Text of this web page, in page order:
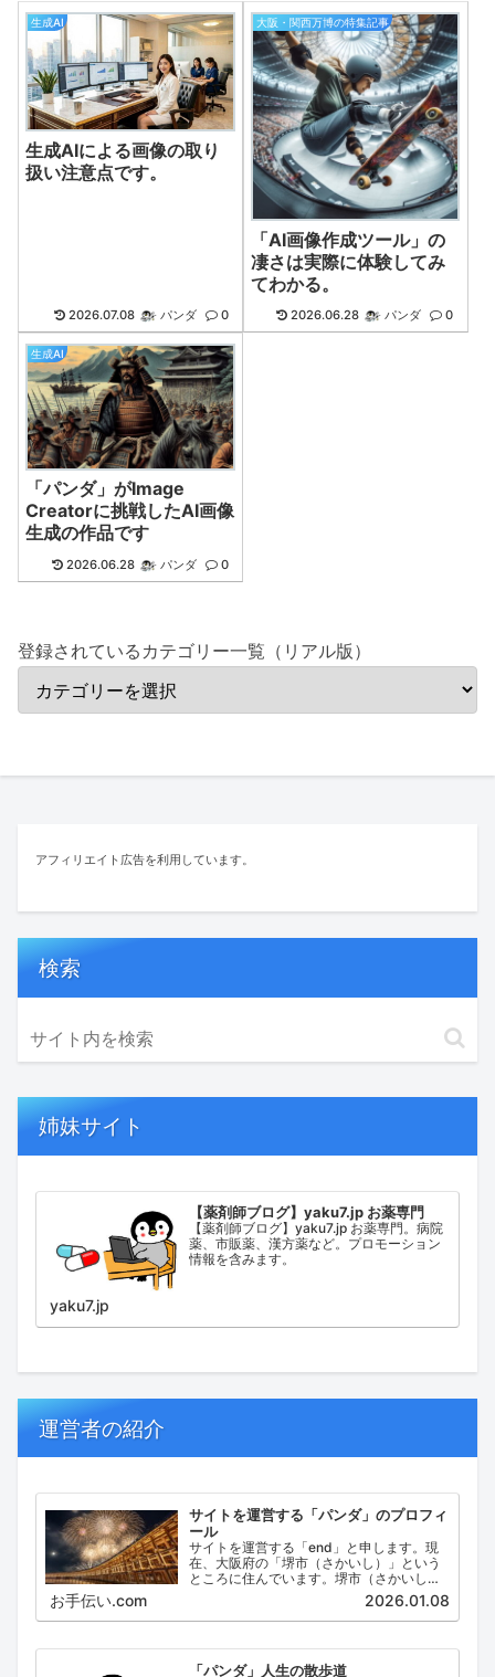
生成AI
生成AIによる画像の取り
扱い注意点です。
2026.07.08 パンダ 0
大阪・関西万博の特集記事
「AI画像作成ツール」の
凄さは実際に体験してみ
てわかる。
2026.06.28 パンダ 0
生成AI
「パンダ」がImage
Creatorに挑戦したAI画像
生成の作品です
2026.06.28 パンダ 0
登録されているカテゴリー一覧（リアル版）
アフィリエイト広告を利用しています。
検索
姉妹サイト
【薬剤師ブログ】yaku7.jp お薬専門
【薬剤師ブログ】yaku7.jp お薬専門。病院
薬、市販薬、漢方薬など。プロモーション
情報を含みます。
yaku7.jp
運営者の紹介
サイトを運営する「パンダ」のプロフィ
ール
サイトを運営する「end」と申します。現
在、大阪府の「堺市（さかいし）」という
ところに住んでいます。堺市（さかいし）
は、大阪府の泉北地域にある政令指定都市
で、府内では大阪市に次いで人口が多い都
市です。
お手伝い.com 2026.01.08
「パンダ」人生の散歩道